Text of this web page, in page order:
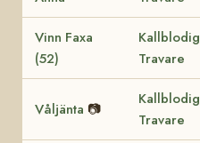
Vinn Faxa
(52)
Kallblodig
Travare
Våljänta 📷
Kallblodig
Travare